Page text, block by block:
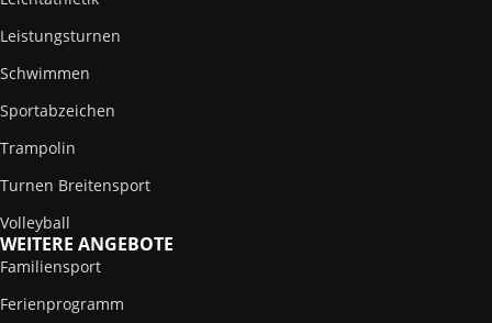
Leistungsturnen
Schwimmen
Sportabzeichen
Trampolin
Turnen Breitensport
Volleyball
WEITERE ANGEBOTE
Familiensport
Ferienprogramm